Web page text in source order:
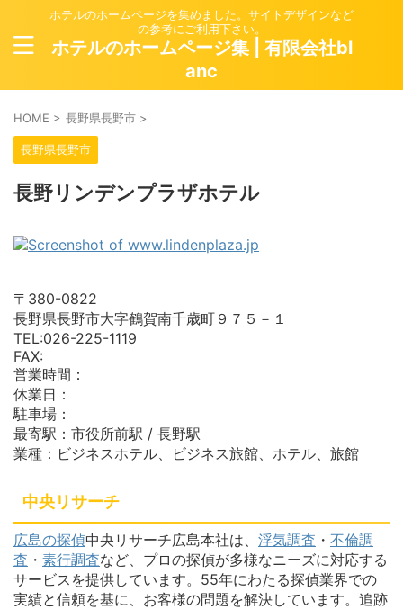
ホテルのホームページを集めました。サイトデザインなど
の参考にご利用下さい。
ホテルのホームページ集 | 有限会社bl
anc
HOME > 長野県長野市 >
長野県長野市
長野リンデンプラザホテル
〒380-0822
長野県長野市大字鶴賀南千歳町９７５－１
TEL:026-225-1119
FAX:
営業時間：
休業日：
駐車場：
最寄駅：市役所前駅 / 長野駅
業種：ビジネスホテル、ビジネス旅館、ホテル、旅館
中央リサーチ
広島の探偵中央リサーチ広島本社は、 浮気調査 ・ 不倫調
査 ・ 素行調査など、プロの探偵が多様なニーズに対応する
サービスを提供しています。55年にわたる探偵業界での
実績と信頼を基に、お客様の問題を解決しています。追跡